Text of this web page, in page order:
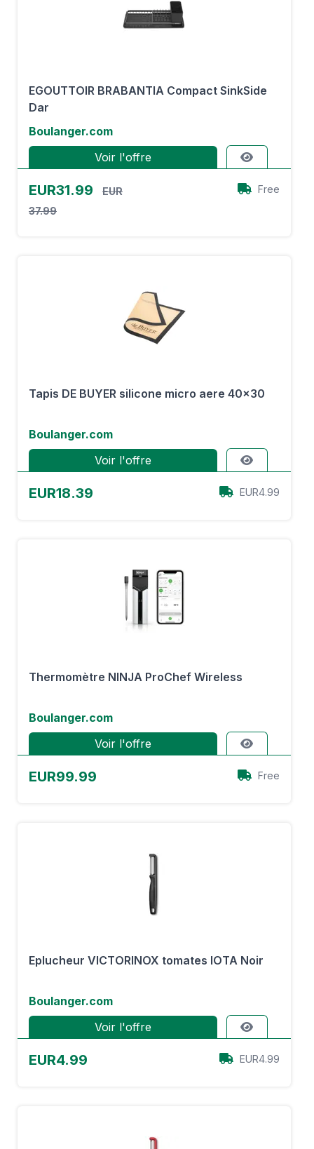
EGOUTTOIR BRABANTIA Compact SinkSide
Dar
Boulanger.com
Voir l'offre
EUR31.99
EUR
37.99
Free
Tapis DE BUYER silicone micro aere 40x30
Boulanger.com
Voir l'offre
EUR18.39 EUR4.99
Thermomètre NINJA ProChef Wireless
Boulanger.com
Voir l'offre
EUR99.99 Free
Eplucheur VICTORINOX tomates IOTA Noir
Boulanger.com
Voir l'offre
EUR4.99 EUR4.99